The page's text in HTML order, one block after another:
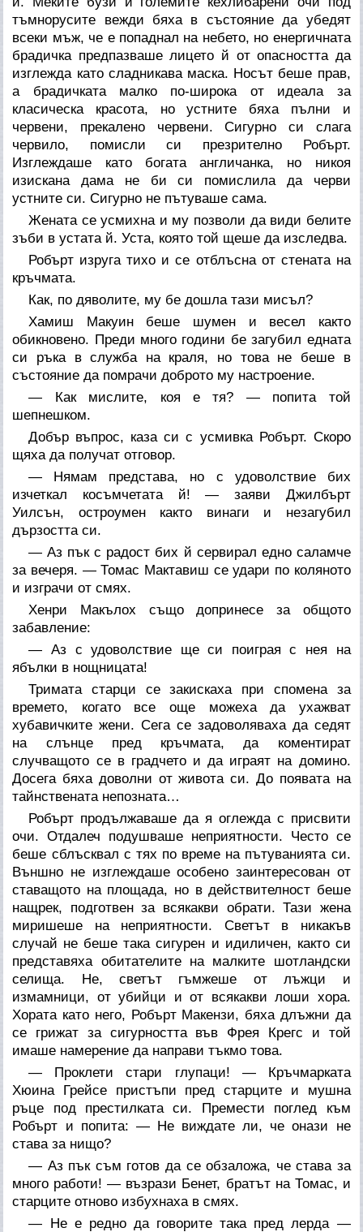
тъмнорусите вежди бяха в състояние да убедят
всеки мъж, че е попаднал на небето, но енергичната
брадичка предпазваше лицето й от опасността да
изглежда като сладникава маска. Носът беше прав,
а брадичката малко по-широка от идеала за
класическа красота, но устните бяха пълни и
червени, прекалено червени. Сигурно си слага
червило, помисли си презрително Робърт.
Изглеждаше като богата англичанка, но никоя
изискана дама не би си помислила да черви
устните си. Сигурно не пътуваше сама.
Жената се усмихна и му позволи да види белите
зъби в устата й. Уста, която той щеше да изследва.
Робърт изруга тихо и се отблъсна от стената на
кръчмата.
Как, по дяволите, му бе дошла тази мисъл?
Хамиш Макуин беше шумен и весел както
обикновено. Преди много години бе загубил едната
си ръка в служба на краля, но това не беше в
състояние да помрачи доброто му настроение.
— Как мислите, коя е тя? — попита той
шепнешком.
Добър въпрос, каза си с усмивка Робърт. Скоро
щяха да получат отговор.
— Нямам представа, но с удоволствие бих
изчеткал косъмчетата й! — заяви Джилбърт
Уилсън, остроумен както винаги и незагубил
дързостта си.
— Аз пък с радост бих й сервирал едно саламче
за вечеря. — Томас Мактавиш се удари по коляното
и изграчи от смях.
Хенри Макълох също допринесе за общото
забавление:
— Аз с удоволствие ще си поиграя с нея на
ябълки в нощницата!
Тримата старци се закискаха при спомена за
времето, когато все още можеха да ухажват
хубавичките жени. Сега се задоволяваха да седят
на слънце пред кръчмата, да коментират
случващото се в градчето и да играят на домино.
Досега бяха доволни от живота си. До появата на
тайнствената непозната…
Робърт продължаваше да я оглежда с присвити
очи. Отдалеч подушваше неприятности. Често се
беше сблъсквал с тях по време на пътуванията си.
Външно не изглеждаше особено заинтересован от
ставащото на площада, но в действителност беше
нащрек, подготвен за всякакви обрати. Тази жена
миришеше на неприятности. Светът в никакъв
случай не беше така сигурен и идиличен, както си
представяха обитателите на малките шотландски
селища. Не, светът гъмжеше от лъжци и
измамници, от убийци и от всякакви лоши хора.
Хората като него, Робърт Макензи, бяха длъжни да
се грижат за сигурността във Фрея Крегс и той
имаше намерение да направи тъкмо това.
— Проклети стари глупаци! — Кръчмарката
Хюина Грейсе пристъпи пред старците и мушна
ръце под престилката си. Премести поглед към
Робърт и попита: — Не виждате ли, че онази не
става за нищо?
— Аз пък съм готов да се обзаложа, че става за
много работи! — възрази Бенет, братът на Томас, и
старците отново избухнаха в смях.
— Не е редно да говорите така пред лерда —